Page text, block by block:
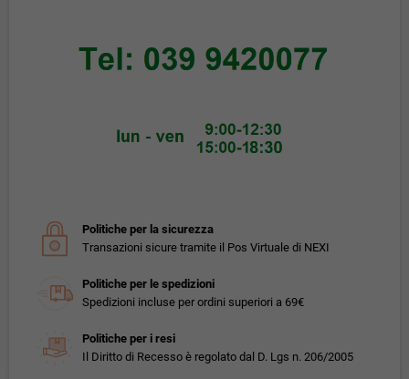
Politiche per la sicurezza
Transazioni sicure tramite il Pos Virtuale di NEXI
Politiche per le spedizioni
Spedizioni incluse per ordini superiori a 69€
Politiche per i resi
Il Diritto di Recesso è regolato dal D. Lgs n. 206/2005